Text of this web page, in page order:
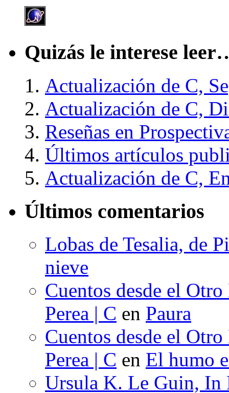
Quizás le interese
Actualización de C,
Actualización de C,
Reseñas en
Últimos artículos
Actualización de C,
Últimos comentarios
Lobas de Tesalia, de
nieve
Cuentos desde el
Perea | C en Paura
Cuentos desde el
Perea | C en El humo
Ursula K. Le Guin, In